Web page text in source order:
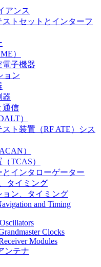
アンス
トセットとインターフ
）
電子機器
ョン
器
通信
）
ト装置（RF ATE）シス
）
TCAS）
とインタローゲーター
タイミング
ン、タイミング
and Timing
Clocks
Modules
ンテナ